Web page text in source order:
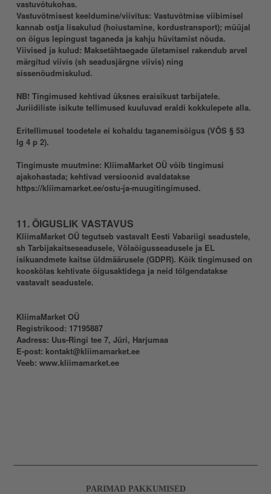
vastuvõtukohas.
Vastuvõtmisest keeldumine/viivitus: Vastuvõtmise viibimisel
kannab ostja lisakulud (hoiustamine, kordustransport); müüjal
on õigus lepingust taganeda ja kahju hüvitamist nõuda.
Viivised ja kulud: Maksetähtaegade ületamisel rakendub arvel
märgitud viivis (sh seadusjärgne viivis) ning
sissenõudmiskulud.
NB! Tingimused kehtivad üksnes eraisikust tarbijatele.
Juriidiliste isikute tellimused kuuluvad eraldi kokkulepete alla.
Eritellimusel toodetele ei kohaldu taganemisõigus (VÕS § 53
lg 4 p 2).
Tingimuste muutmine: KliimaMarket OÜ võib tingimusi
ajakohastada; kehtivad versioonid avaldatakse
https://kliimamarket.ee/ostu-ja-muugitingimused.
11. ÕIGUSLIK VASTAVUS
KliimaMarket OÜ tegutseb vastavalt Eesti Vabariigi seadustele,
sh Tarbijakaitseseadusele, Võlaõigusseadusele ja EL
isikuandmete kaitse üldmäärusele (GDPR). Kõik tingimused on
kooskõlas kehtivate õigusaktidega ja neid tõlgendatakse
vastavalt seadustele.
KliimaMarket OÜ
Registrikood: 17195887
Aadress: Uus-Ringi tee 7, Jüri, Harjumaa
E-post: kontakt@kliimamarket.ee
Veeb: www.kliimamarket.ee
PARIMAD PAKKUMISED